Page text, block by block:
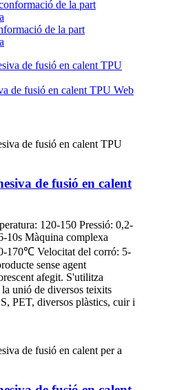
de la part
de fusió en calent TPU Web
de fusió en calent
120-150 Pressió: 0,2-
10s Màquina complexa
170℃ Velocitat del corró: 5-
sense agent
afegit. S'utilitza
unió de diversos teixits
PET, diversos plàstics, cuir i